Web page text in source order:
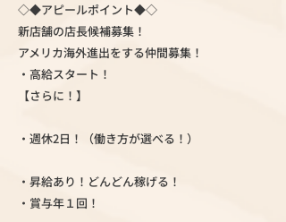
◇◆アピールポイント◆◇
新店舗の店長候補募集！
アメリカ海外進出をする仲間募集！
・高給スタート！
【さらに！】
・週休2日！（働き方が選べる！）
・昇給あり！どんどん稼げる！
・賞与年１回！